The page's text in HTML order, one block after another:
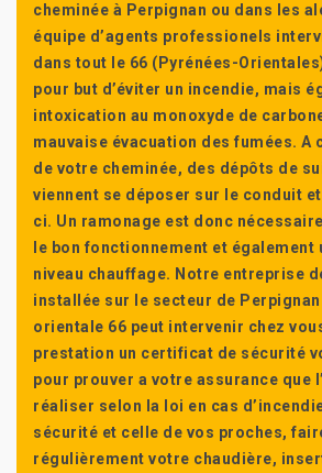
cheminée à Perpignan ou dans les
équipe d’agents professionels
dans tout le 66 (Pyrénées-
pour but d’éviter un incendie, mais
intoxication au monoxyde de
mauvaise évacuation des fumées. A
de votre cheminée, des dépôts de
viennent se déposer sur le conduit
ci. Un ramonage est donc
le bon fonctionnement et également
niveau chauffage. Notre entreprise
installée sur le secteur de Perpignan
orientale 66 peut intervenir chez
prestation un certificat de sécurité
pour prouver a votre assurance que
réaliser selon la loi en cas
sécurité et celle de vos proches,
régulièrement votre chaudière,